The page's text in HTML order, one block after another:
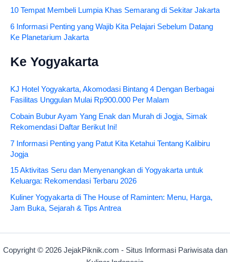
10 Tempat Membeli Lumpia Khas Semarang di Sekitar Jakarta
6 Informasi Penting yang Wajib Kita Pelajari Sebelum Datang
Ke Planetarium Jakarta
Ke Yogyakarta
KJ Hotel Yogyakarta, Akomodasi Bintang 4 Dengan Berbagai
Fasilitas Unggulan Mulai Rp900.000 Per Malam
Cobain Bubur Ayam Yang Enak dan Murah di Jogja, Simak
Rekomendasi Daftar Berikut Ini!
7 Informasi Penting yang Patut Kita Ketahui Tentang Kalibiru
Jogja
15 Aktivitas Seru dan Menyenangkan di Yogyakarta untuk
Keluarga: Rekomendasi Terbaru 2026
Kuliner Yogyakarta di The House of Raminten: Menu, Harga,
Jam Buka, Sejarah & Tips Antrea
Copyright © 2026 JejakPiknik.com - Situs Informasi Pariwisata dan